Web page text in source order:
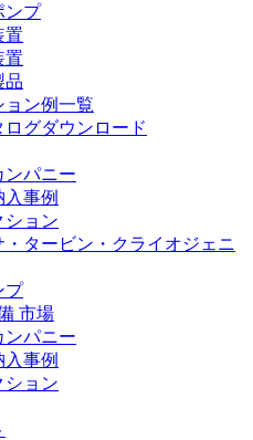
ンプ
置
置
品
ョン例一覧
グダウンロード
ンパニー
事例
ション
・タービン・クライオジェニ
プ
市場
ンパニー
事例
ション